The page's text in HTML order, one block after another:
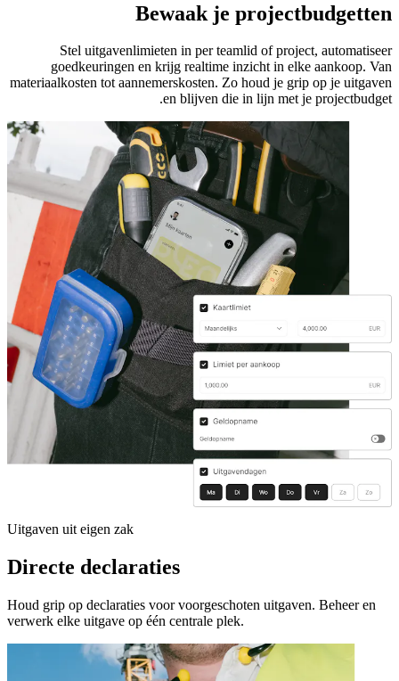
Bewaak je projectbudgetten
Stel uitgavenlimieten in per teamlid of project, automatiseer
goedkeuringen en krijg realtime inzicht in elke aankoop. Van
materiaalkosten tot aannemerskosten. Zo houd je grip op je uitgaven
en blijven die in lijn met je projectbudget.
Uitgaven uit eigen zak
Directe declaraties
Houd grip op declaraties voor voorgeschoten uitgaven. Beheer en
verwerk elke uitgave op één centrale plek.